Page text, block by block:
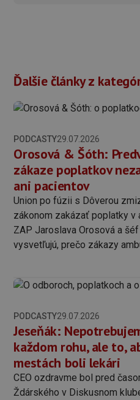
Ďalšie články z
PODCASTY29.07.2026
Orosová & Šóth:
zákaze poplatkov
ani pacientov
Union po fúzii s Dôverou
zákonom zakázať poplatky v
ZAP Jaroslava Orosová a
vysvetľujú, prečo zákazy
PODCASTY29.07.2026
Jeseňák:
každom rohu, ale to,
mestách boli lekári
CEO ozdravme bol pred
Ždárského v Diskusnom